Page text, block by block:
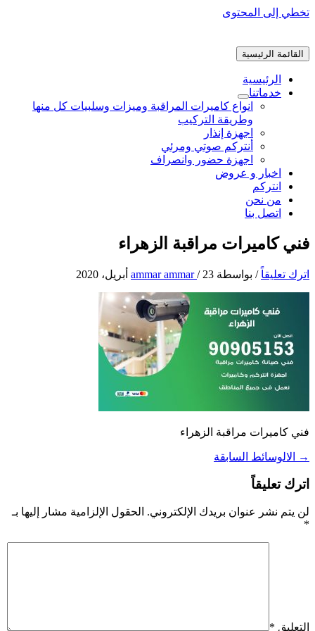
تخطي إلى المحتوى
القائمة الرئيسية
الرئيسية
خدماتنا
انواع كاميرات المراقبة وميزات وسلبيات كل منها
وطريقة التركيب
اجهزة إنذار
أنتركم صوتي ومرئي
اجهزة حضور وانصراف
اخبار و عروض
انتركم
من نحن
اتصل بنا
فني كاميرات مراقبة الزهراء
اترك تعليقاً / بواسطة ammar ammar/ 23 أبريل، 2020
فني كاميرات مراقبة الزهراء
→ الالوسائط السابقة
اترك تعليقاً
لن يتم نشر عنوان بريدك الإلكتروني. الحقول الإلزامية مشار إليها بـ
*
التعليق *